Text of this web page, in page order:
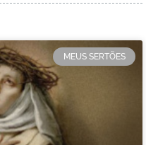
MEUS SERTÕES